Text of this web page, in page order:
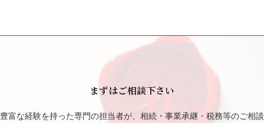
まずはご相談下さい
豊富な経験を持った専門の担当者が、相続・事業承継・税務等のご相談